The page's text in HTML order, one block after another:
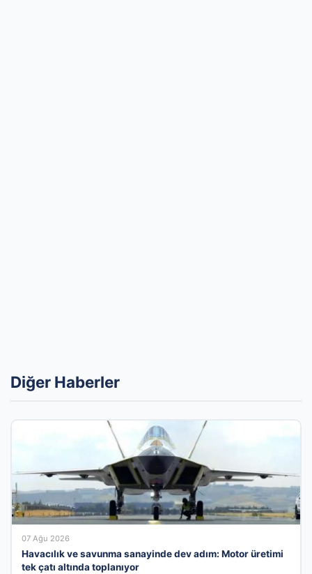
Diğer Haberler
07 Ağu 2026
Havacılık ve savunma sanayinde dev adım: Motor üretimi
tek çatı altında toplanıyor